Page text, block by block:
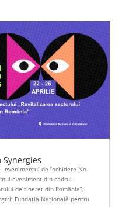
Synergies
- evenimentul de închidere Ne
eveniment din cadrul
de tineret din România”,
Fundația Națională pentru